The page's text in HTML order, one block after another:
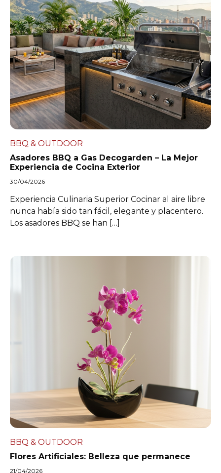
BBQ & OUTDOOR
Asadores BBQ a Gas Decogarden – La Mejor
Experiencia de Cocina Exterior
30/04/2026
Experiencia Culinaria Superior Cocinar al aire libre
nunca había sido tan fácil, elegante y placentero.
Los asadores BBQ se han […]
BBQ & OUTDOOR
Flores Artificiales: Belleza que permanece
21/04/2026